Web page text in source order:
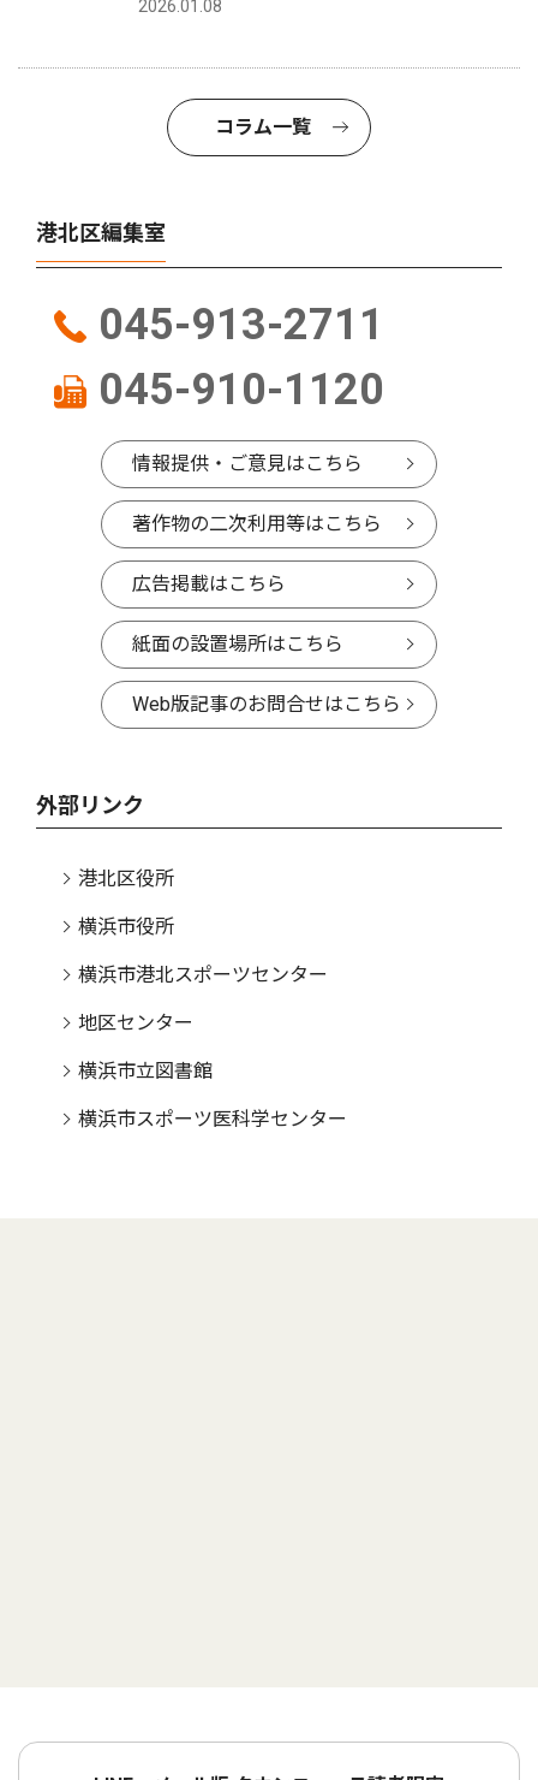
2026.01.08
コラム一覧
港北区編集室
045-913-2711
045-910-1120
情報提供・ご意見はこちら
著作物の二次利用等はこちら
広告掲載はこちら
紙面の設置場所はこちら
Web版記事のお問合せはこちら
外部リンク
港北区役所
横浜市役所
横浜市港北スポーツセンター
地区センター
横浜市立図書館
横浜市スポーツ医科学センター